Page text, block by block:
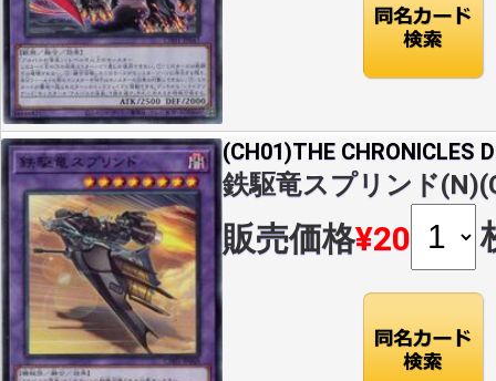
(CH01)THE CHRONICLES
鉄駆竜スプリンド
販売価格¥20